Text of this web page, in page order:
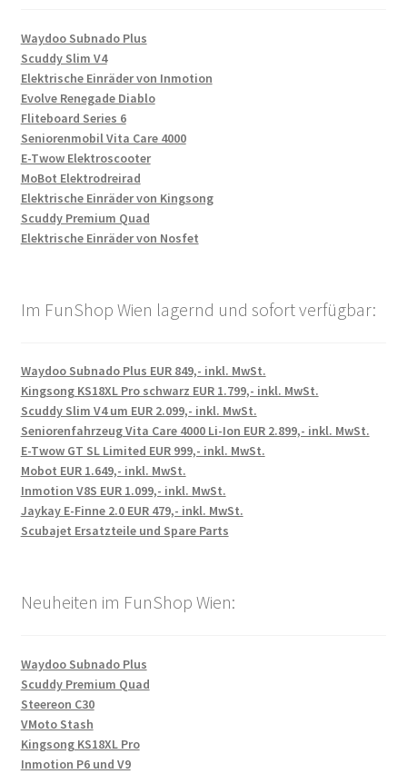
Waydoo Subnado Plus
Scuddy Slim V4
Elektrische Einräder von Inmotion
Evolve Renegade Diablo
Fliteboard Series 6
Seniorenmobil Vita Care 4000
E-Twow Elektroscooter
MoBot Elektrodreirad
Elektrische Einräder von Kingsong
Scuddy Premium Quad
Elektrische Einräder von Nosfet
Im FunShop Wien lagernd und sofort verfügbar:
Waydoo Subnado Plus EUR 849,- inkl. MwSt.
Kingsong KS18XL Pro schwarz EUR 1.799,- inkl. MwSt.
Scuddy Slim V4 um EUR 2.099,- inkl. MwSt.
Seniorenfahrzeug Vita Care 4000 Li-Ion EUR 2.899,- inkl. MwSt.
E-Twow GT SL Limited EUR 999,- inkl. MwSt.
Mobot EUR 1.649,- inkl. MwSt.
Inmotion V8S EUR 1.099,- inkl. MwSt.
Jaykay E-Finne 2.0 EUR 479,- inkl. MwSt.
Scubajet Ersatzteile und Spare Parts
Neuheiten im FunShop Wien:
Waydoo Subnado Plus
Scuddy Premium Quad
Steereon C30
VMoto Stash
Kingsong KS18XL Pro
Inmotion P6 und V9